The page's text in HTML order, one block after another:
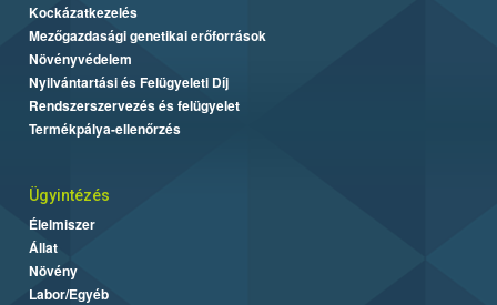
Kockázatkezelés
Mezőgazdasági genetikai erőforrások
Növényvédelem
Nyilvántartási és Felügyeleti Díj
Rendszerszervezés és felügyelet
Termékpálya-ellenőrzés
Ügyintézés
Élelmiszer
Állat
Növény
Labor/Egyéb